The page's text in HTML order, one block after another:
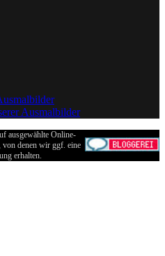
Ausmalbilder
ausgewählte Online-
von denen wir ggf. eine
erhalten.